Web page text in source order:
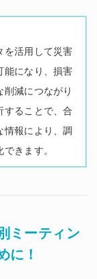
を活用して災害
能になり、損害
減につながり
することで、合
報により、調
きます。
ミーティン
に！